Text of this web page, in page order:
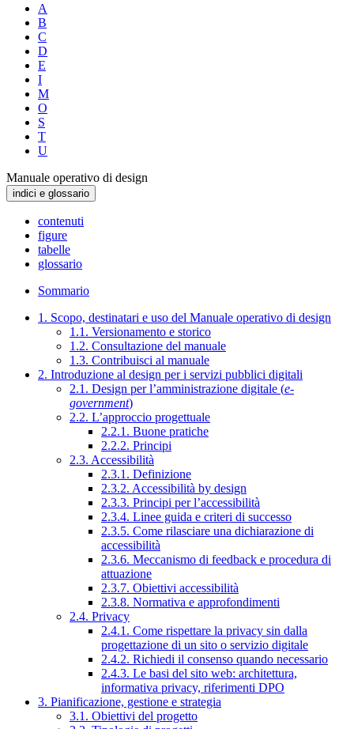
A
B
C
D
E
I
M
O
S
T
U
Manuale operativo di design
indici e glossario
contenuti
figure
tabelle
glossario
Sommario
1. Scopo, destinatari e uso del Manuale operativo di design
1.1. Versionamento e storico
1.2. Consultazione del manuale
1.3. Contribuisci al manuale
2. Introduzione al design per i servizi pubblici digitali
2.1. Design per l’amministrazione digitale (e-
government)
2.2. L’approccio progettuale
2.2.1. Buone pratiche
2.2.2. Principi
2.3. Accessibilità
2.3.1. Definizione
2.3.2. Accessibilità by design
2.3.3. Principi per l’accessibilità
2.3.4. Linee guida e criteri di successo
2.3.5. Come rilasciare una dichiarazione di
accessibilità
2.3.6. Meccanismo di feedback e procedura di
attuazione
2.3.7. Obiettivi accessibilità
2.3.8. Normativa e approfondimenti
2.4. Privacy
2.4.1. Come rispettare la privacy sin dalla
progettazione di un sito o servizio digitale
2.4.2. Richiedi il consenso quando necessario
2.4.3. Le basi del sito web: architettura,
informativa privacy, riferimenti DPO
3. Pianificazione, gestione e strategia
3.1. Obiettivi del progetto